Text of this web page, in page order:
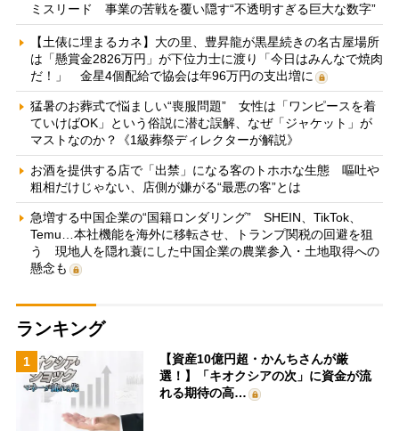
ミスリード 事業の苦戦を覆い隠す“不透明すぎる巨大な数字”
【土俵に埋まるカネ】大の里、豊昇龍が黒星続きの名古屋場所
は「懸賞金2826万円」が下位力士に渡り「今日はみんなで焼肉
だ！」 金星4個配給で協会は年96万円の支出増に
猛暑のお葬式で悩ましい“喪服問題” 女性は「ワンピースを着
ていけばOK」という俗説に潜む誤解、なぜ「ジャケット」が
マストなのか？《1級葬祭ディレクターが解説》
お酒を提供する店で「出禁」になる客のトホホな生態 嘔吐や
粗相だけじゃない、店側が嫌がる“最悪の客”とは
急増する中国企業の“国籍ロンダリング” SHEIN、TikTok、
Temu…本社機能を海外に移転させ、トランプ関税の回避を狙
う 現地人を隠れ蓑にした中国企業の農業参入・土地取得への
懸念も
ランキング
1
【資産10億円超・かんちさんが厳
選！】「キオクシアの次」に資金が流
れる期待の高…